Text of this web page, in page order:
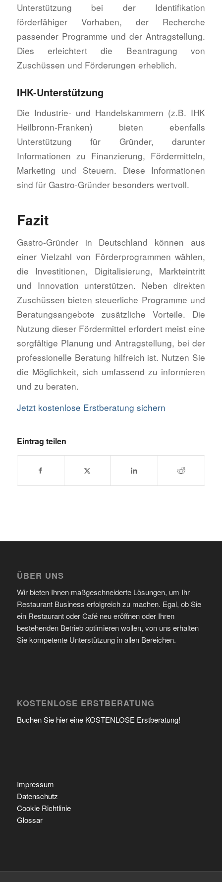
Unterstützung bei der Identifikation
förderfähiger Vorhaben, der Recherche
passender Programme und der Antragstellung.
Dies erleichtert die Beantragung von
Zuschüssen und Förderungen erheblich.
IHK-Unterstützung
Die Industrie- und Handelskammern (z.B. IHK
Heilbronn-Franken) bieten ebenfalls
Unterstützung für Gründer, darunter
Informationen zu Finanzierung, Fördermitteln,
Marketing und Steuern. Diese Informationen
sind für Gastro-Gründer besonders wertvoll.
Fazit
Gastro-Gründer in Deutschland können aus
einer Vielzahl von Förderprogrammen wählen,
die Investitionen, Digitalisierung, Markteintritt
und Innovation unterstützen. Neben direkten
Zuschüssen bieten steuerliche Programme und
Beratungsangebote zusätzliche Vorteile. Die
Nutzung dieser Fördermittel erfordert meist eine
sorgfältige Planung und Antragstellung, bei der
professionelle Beratung hilfreich ist. Nutzen Sie
die Möglichkeit, sich umfassend zu informieren
und zu beraten.
Jetzt kostenlose Erstberatung sichern
Eintrag teilen
ÜBER UNS
Wir bieten Ihnen maßgeschneiderte Lösungen, um Ihr
Restaurant Business erfolgreich zu machen. Egal, ob Sie
ein Restaurant oder Café neu eröffnen oder Ihren
bestehenden Betrieb optimieren wollen, von uns erhalten
Sie kompetente Unterstützung in allen Bereichen.
KOSTENLOSE ERSTBERATUNG
Buchen Sie hier eine KOSTENLOSE Erstberatung!
Impressum
Datenschutz
Cookie Richtlinie
Glossar